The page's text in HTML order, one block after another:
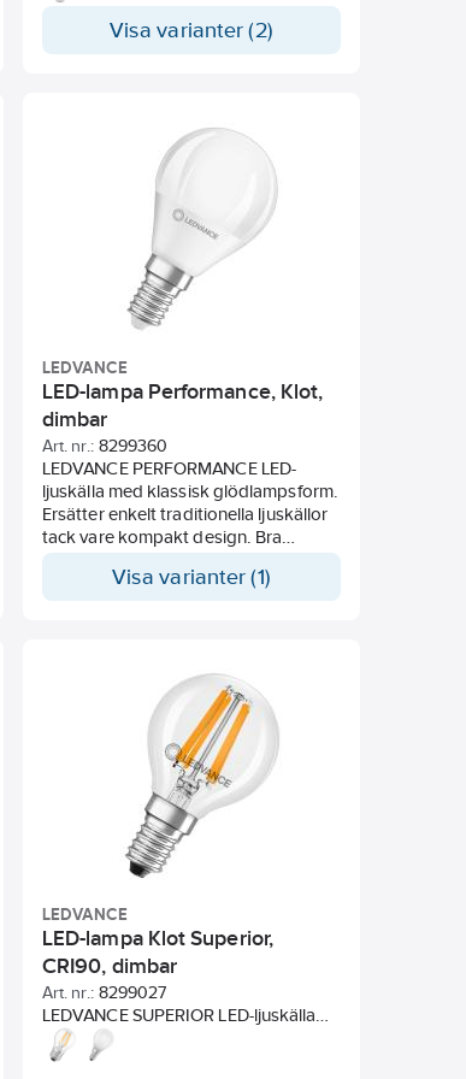
mycket ljus ner mot sockeln, vilket är
en viktig egenskap i armaturer där
med en dekorativ textilsladd. De
modeller som kan dimmas med LED-
dimmer är märkta med en DIM-symbol
på förpackningen. De miljövänliga
kartongförpackningarna är
färgkodade. Färgen anger vilken typ
av glödlampa som ljuskällan
motsvarar, vilket underlättar valet för
konsumenten. Även den tekniska
Visa varianter (2)
LEDVANCE
LED-lampa Performance, Klot,
dimbar
Art. nr.: 8299360
LEDVANCE PERFORMANCE LED-
ljuskälla med klassisk glödlampsform.
Ersätter enkelt traditionella ljuskällor
tack vare kompakt design. Bra
Idealisk för applikationer i hemmet
Visa varianter (1)
LEDVANCE
LED-lampa Klot Superior,
CRI90, dimbar
Art. nr.: 8299027
LEDVANCE SUPERIOR LED-ljuskälla
tillverkad helt i glas med
filamentteknik. Utmärkt